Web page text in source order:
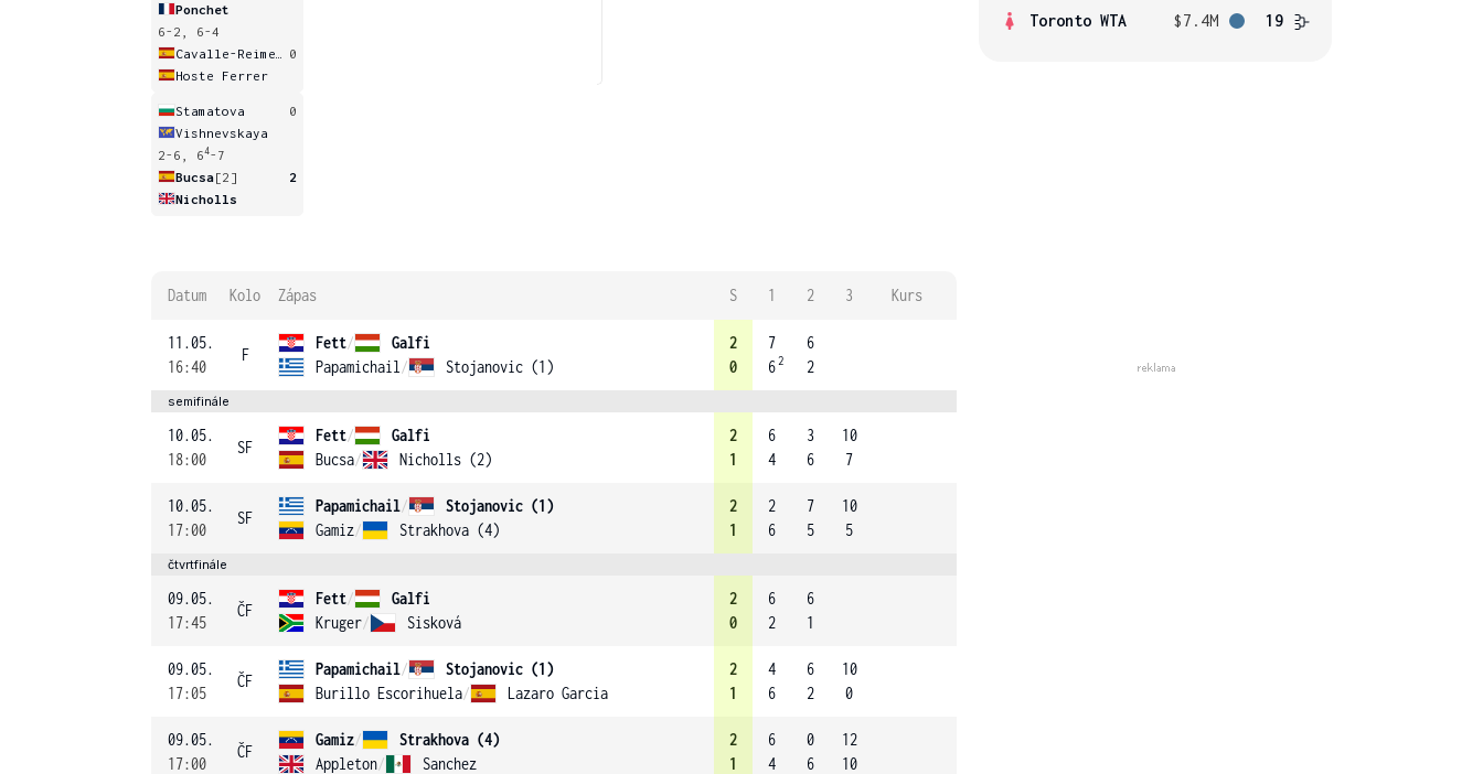
Ponchet
6-2, 6-4
0
Hoste Ferrer
Stamatova
0
Vishnevskaya
2-6, 64-7
Bucsa[2]
2
Nicholls
Datum Kolo Zápas S 1 2 3 Kurs
11.05.
16:40
F
Fett/
Galfi
Papamichail / Stojanovic (1)
2
0
7
62
6
2
semifinále
10.05.
18:00
SF
Fett/
Galfi
Bucsa/ Nicholls (2)
2
1
6
4
3
6
10
7
10.05.
17:00
SF
Papamichail/
Stojanovic (1)
Gamiz/ Strakhova (4)
2
1
2
6
7
5
10
5
čtvrtfinále
09.05.
17:45
ČF
Fett/
Galfi
Kruger/ Sisková
2
0
6
2
6
1
09.05.
17:05
ČF
Papamichail/
Stojanovic (1)
Burillo Escorihuela/ Lazaro Garcia
2
1
4
6
6
2
10
0
09.05.
17:00
ČF
Gamiz/
Strakhova (4)
Appleton/ Sanchez
2
1
6
4
0
6
12
10
Toronto WTA
$7.4M 19